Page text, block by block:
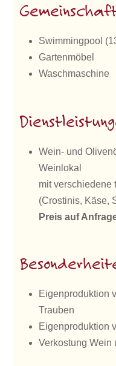
Swimmingpool
Gartenmöbel
Waschmaschine
Wein- und
Weinlokal
mit verschiedene
(Crostinis, Käse,
Preis auf
Eigenproduktion
Trauben
Eigenproduktion
Verkostung Wein